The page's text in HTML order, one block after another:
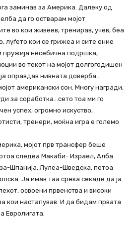
заминав за Америка. Далеку од
да го остварам мојот
во кои живеев, тренирав, учев, беа
луѓето кои се грижеа и сите оние
несебична подршка,
во текот на мојот долгогодишен
оправдав нивната доверба…
американски сон. Многу награди,
за соработка…сето тоа ми го
успех, огромно искуство,
тренери, моќна игра е големо
мојот прв трансфер беше
следеа Макаби- Израел, Алба
Шпанија, Лулеа-Шведска, потоа
Ја имав таа среќа секаде да ја
освоени првенства и високи
кои настапував. И да бидам првата
Евролигата.